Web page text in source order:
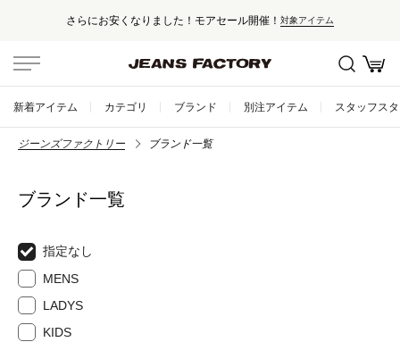
さらにお安くなりました！モアセール開催！ 対象アイテム
新着アイテム カテゴリ ブランド 別注アイテム スタッフス
ジーンズファクトリー ブランド一覧
ブランド一覧
指定なし
MENS
LADYS
KIDS